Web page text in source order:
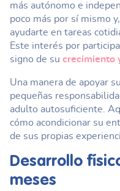
más autónomo e
poco más por sí mismo
ayudarte en tareas
Este interés por
signo de su crecimiento
Una manera de apoyar
pequeñas
adulto autosuficiente.
cómo acondicionar su
de sus propias
Desarrollo
meses